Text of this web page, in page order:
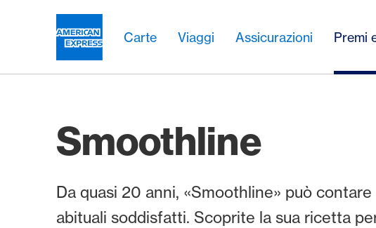
Carte Viaggi Assicurazioni Premi
Smoothline
Da quasi 20 anni, «Smoothline» può
abituali soddisfatti. Scoprite la sua ricetta